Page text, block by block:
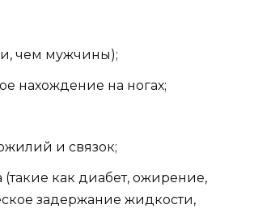
чем мужчины);
нахождение на ногах;
и связок;
как диабет, ожирение,
задержание жидкости,